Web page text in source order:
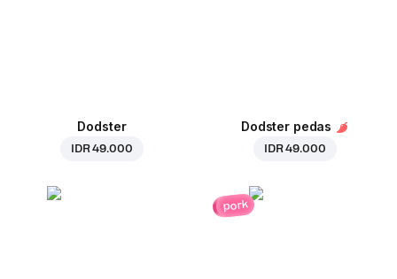
Dodster
IDR 49.000
Dodster pedas
IDR 49.000
pork